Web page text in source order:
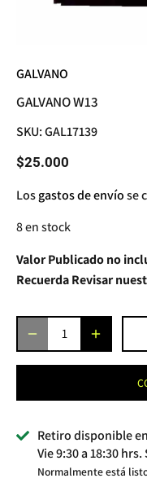
GALVANO
GALVANO W13
SKU:GAL17139
$25.000
Losgastos de envíose
8 en stock
Valor Publicado no
Recuerda Revisar
Retiro disponible en
Vie 9:30 a 18:30
Normalmente está